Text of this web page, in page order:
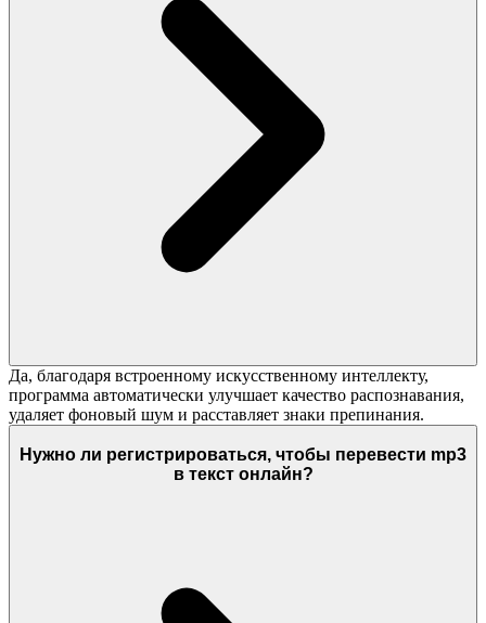
Да, благодаря встроенному искусственному интеллекту,
программа автоматически улучшает качество распознавания,
удаляет фоновый шум и расставляет знаки препинания.
Нужно ли регистрироваться, чтобы перевести mp3
в текст онлайн?